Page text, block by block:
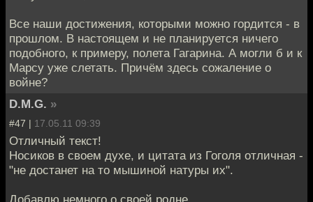
Все наши достижения, которыми можно гордится - в
прошлом. В настоящем и не планируется ничего
подобного, к примеру, полета Гагарина. А могли б и к
Марсу уже слетать. Причём здесь сожаление о
войне?
D.M.G. »
#47 | 17.05.11 09:39
Отличный текст!
Носиков в своем духе, и цитата из Гоголя отличная -
"не достанет на то мышиной натуры их".
Добавлю немного о своей родне.